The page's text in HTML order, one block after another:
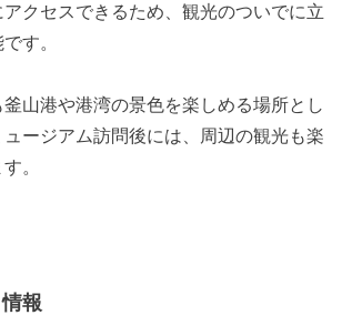
クセスできるため、観光のついでに立
す。
山港や港湾の景色を楽しめる場所とし
ージアム訪問後には、周辺の観光も楽
。
報